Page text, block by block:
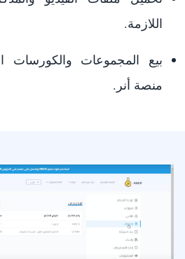
اللازمة.
بيع المجموعات والكورسات
منصة أنر.